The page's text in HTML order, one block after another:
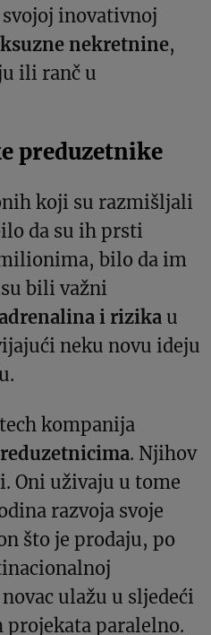
inovativnoj
nekretnine,
ili ranč u
preduzetnike
koji su razmišljali
da su ih prsti
bilo da im
bili važni
i rizika u
neku novu ideju
kompanija
. Njihov
Oni uživaju u tome
razvoja svoje
što je prodaju, po
ulažu u sljedeći
paralelno.